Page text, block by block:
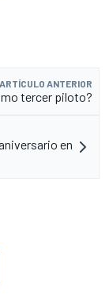
ARTÍCULO ANTERIOR
tercer piloto?
en